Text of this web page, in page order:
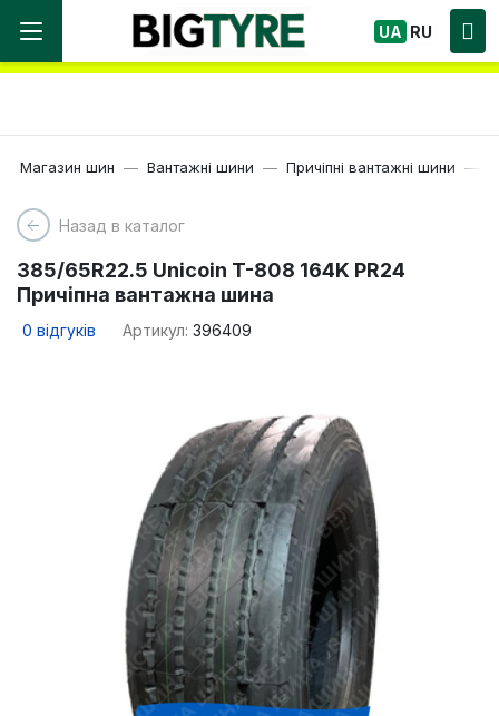
Ми працюємо! Великий вибір Шин, швидка
доставка по Україні!
UA RU
Магазин шин Вантажні шини Причіпні вантажні шини
Назад в каталог
385/65R22.5 Unicoin T-808 164K PR24
Причіпна вантажна шина
0 відгуків Артикул: 396409